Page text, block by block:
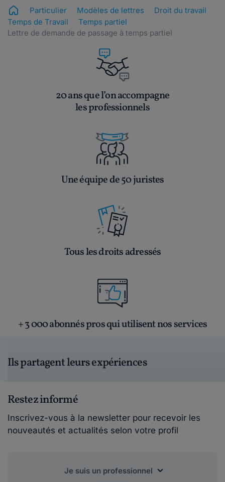
Particulier Modèles de lettres
Droit du travail
Temps de Travail
Temps partiel
Lettre de demande de passage à temps partiel
20 ans que l’on accompagne
les professionnels
Une équipe de 50 juristes
Tous les droits adressés
+ 3 000 abonnés pros qui utilisent nos services
Ils partagent leurs expériences
Restez informé
Inscrivez-vous à la newsletter pour recevoir les
nouveautés et actualités selon votre profil